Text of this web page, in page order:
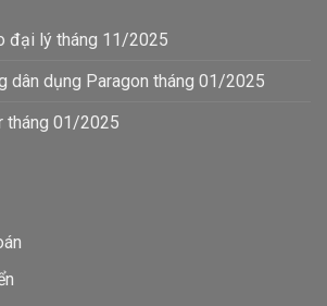
đại lý tháng 11/2025
dân dụng Paragon tháng 01/2025
tháng 01/2025